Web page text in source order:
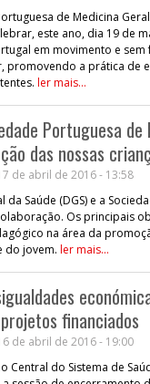
de Medicina
este ano, dia 19 de
em movimento e
promovendo a prática de
ler mais...
Portuguesa
das nossas
de abril de 2016 - 13:58
da Saúde (DGS) e a
Os principais
na área da
do jovem. ler mais...
financiados
de abril de 2016 - 19:00
Central do Sistema de